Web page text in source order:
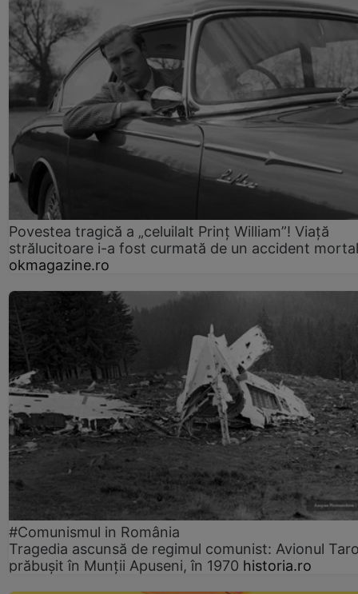
Povestea tragică a „celuilalt Prinț William”! Viață
strălucitoare i-a fost curmată de un accident mortal
okmagazine.ro
#Comunismul in România
Tragedia ascunsă de regimul comunist: Avionul
prăbușit în Munții Apuseni, în 1970 historia.ro